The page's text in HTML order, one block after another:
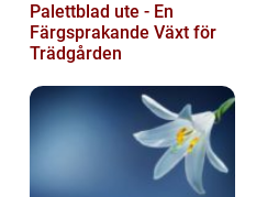
Palettblad ute - En
Färgsprakande Växt för
Trädgården